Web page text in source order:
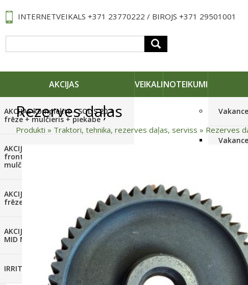
INTERNETVEIKALS +371 23770222 / BIROJS +371 29501001
AKCIJAS
AKCIJAS komplekts - SOLIS 20 +
frēze + mulčieris + piekabe
AKCIJAS komplekts - SOLIS 26(6+2) +
frontālais iekrāvējs + frēze +
mulčieris + piekabe
AKCIJAS komplekts - SOLIS 26 HST +
frēze + mulčieris
AKCIJAS komplekts - SOLIS 26 HST +
MID MOWER + piekabe
IRRITEC Pilienlaistīšanas komplekti
VEIKALINOTEIKUMI
Rezerves daļas
Produkti » Traktori, tehnika, rezerves daļas, serviss » Rezerves